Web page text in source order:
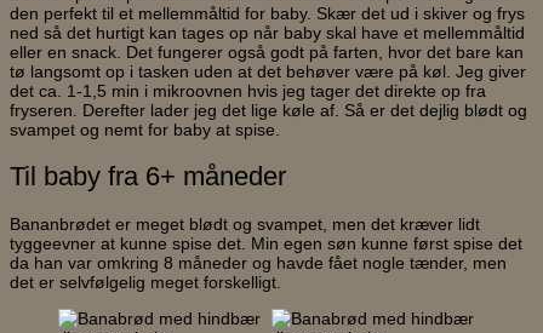
den perfekt til et mellemmåltid for baby. Skær det ud i skiver og frys
ned så det hurtigt kan tages op når baby skal have et mellemmåltid
eller en snack. Det fungerer også godt på farten, hvor det bare kan
tø langsomt op i tasken uden at det behøver være på køl. Jeg giver
det ca. 1-1,5 min i mikroovnen hvis jeg tager det direkte op fra
fryseren. Derefter lader jeg det lige køle af. Så er det dejlig blødt og
svampet og nemt for baby at spise.
Til baby fra 6+ måneder
Bananbrødet er meget blødt og svampet, men det kræver lidt
tyggeevner at kunne spise det. Min egen søn kunne først spise det
da han var omkring 8 måneder og havde fået nogle tænder, men
det er selvfølgelig meget forskelligt.